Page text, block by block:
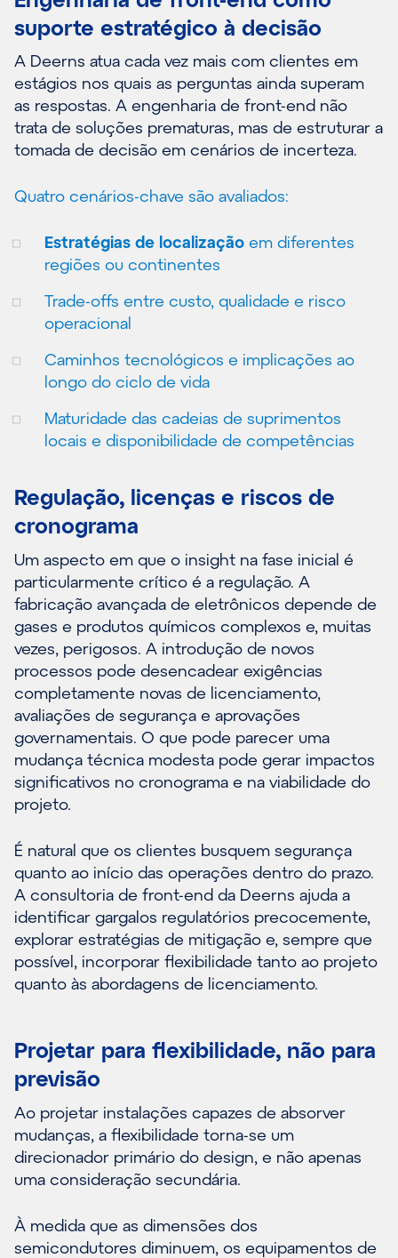
suporte estratégico à decisão
A Deerns atua cada vez mais com clientes em
estágios nos quais as perguntas ainda superam
as respostas. A engenharia de front-end não
trata de soluções prematuras, mas de estruturar a
tomada de decisão em cenários de incerteza.
Quatro cenários-chave são avaliados:
Estratégias de localização em diferentes
regiões ou continentes
Trade-offs entre custo, qualidade e risco
operacional
Caminhos tecnológicos e implicações ao
longo do ciclo de vida
Maturidade das cadeias de suprimentos
locais e disponibilidade de competências
Regulação, licenças e riscos de
cronograma
Um aspecto em que o insight na fase inicial é
particularmente crítico é a regulação. A
fabricação avançada de eletrônicos depende de
gases e produtos químicos complexos e, muitas
vezes, perigosos. A introdução de novos
processos pode desencadear exigências
completamente novas de licenciamento,
avaliações de segurança e aprovações
governamentais. O que pode parecer uma
mudança técnica modesta pode gerar impactos
significativos no cronograma e na viabilidade do
projeto.
É natural que os clientes busquem segurança
quanto ao início das operações dentro do prazo.
A consultoria de front-end da Deerns ajuda a
identificar gargalos regulatórios precocemente,
explorar estratégias de mitigação e, sempre que
possível, incorporar flexibilidade tanto ao projeto
quanto às abordagens de licenciamento.
Projetar para flexibilidade, não para
previsão
Ao projetar instalações capazes de absorver
mudanças, a flexibilidade torna-se um
direcionador primário do design, e não apenas
uma consideração secundária.
À medida que as dimensões dos
semicondutores diminuem, os equipamentos de